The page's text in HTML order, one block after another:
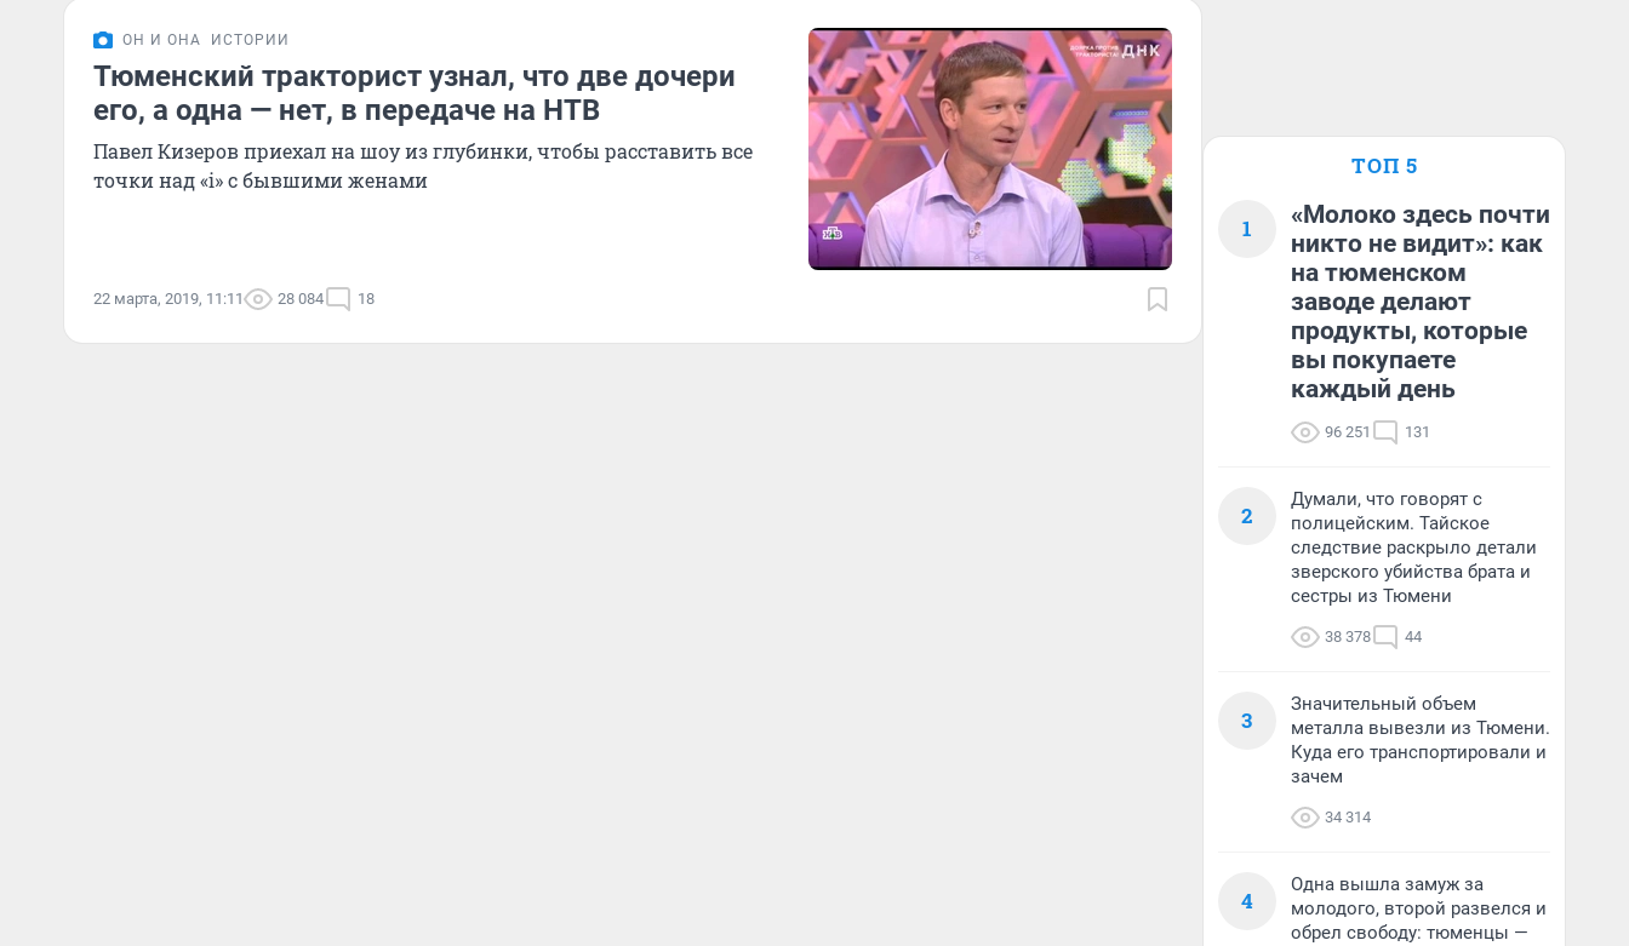
ОН И ОНА ИСТОРИИ
Тюменский тракторист узнал, что две дочери
его, а одна — нет, в передаче на НТВ
Павел Кизеров приехал на шоу из глубинки, чтобы расставить все
точки над «i» с бывшими женами
22 марта, 2019, 11:11 28 084 18
ТОП 5
1
«Молоко здесь почти
никто не видит»: как
на тюменском
заводе делают
продукты, которые
вы покупаете
каждый день
96 251 131
2
Думали, что говорят с
полицейским. Тайское
следствие раскрыло детали
зверского убийства брата и
сестры из Тюмени
38 378 44
3
Значительный объем
металла вывезли из Тюмени.
Куда его транспортировали и
зачем
34 314
4
Одна вышла замуж за
молодого, второй развелся и
обрел свободу: тюменцы —